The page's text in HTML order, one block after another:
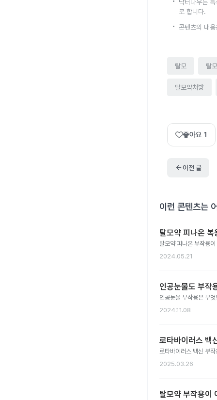
닥터나우는
로 합니다.
콘텐츠의 내
탈모 탈
탈모약처방
좋아요 1
arrow_back이전 글
이런 콘텐츠는
탈모약 피나온
탈모약 피나온 부작용
2024.05.21
인공눈물도 부작
인공눈물 부작용은 무
2024.11.08
로타바이러스 백
로타바이러스 백신 부
2025.03.26
탈모약 부작용이